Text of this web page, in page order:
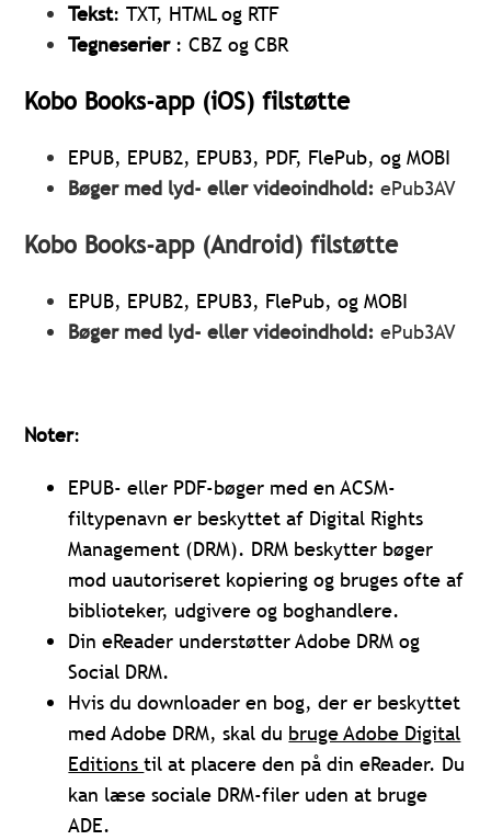
Tekst: TXT, HTML og RTF
Tegneserier : CBZ og CBR
Kobo Books-app (iOS) filstøtte
EPUB, EPUB2, EPUB3, PDF, FlePub, og MOBI
Bøger med lyd- eller videoindhold:ePub3AV
Kobo Books-app (Android) filstøtte
EPUB, EPUB2, EPUB3, FlePub, og MOBI
Bøger med lyd- eller videoindhold:ePub3AV
Noter:
EPUB- eller PDF-bøger med en ACSM-
filtypenavn er beskyttet af Digital Rights
Management (DRM). DRM beskytter bøger
mod uautoriseret kopiering og bruges ofte af
biblioteker, udgivere og boghandlere.
Din eReader understøtter Adobe DRM og
Social DRM.
Hvis du downloader en bog, der er beskyttet
med Adobe DRM, skal du bruge Adobe Digital
Editionstil at placere den på din eReader. Du
kan læse sociale DRM-filer uden at bruge
ADE.